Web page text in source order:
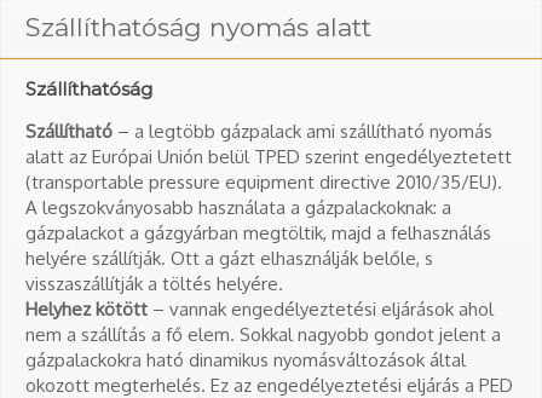
Szállíthatóság nyomás alatt
Szállíthatóság
Szállítható – a legtöbb gázpalack ami szállítható nyomás
alatt az Európai Unión belül TPED szerint engedélyeztetett
(transportable pressure equipment directive 2010/35/EU).
A legszokványosabb használata a gázpalackoknak: a
gázpalackot a gázgyárban megtöltik, majd a felhasználás
helyére szállítják. Ott a gázt elhasználják belőle, s
visszaszállítják a töltés helyére.
Helyhez kötött – vannak engedélyeztetési eljárások ahol
nem a szállítás a fő elem. Sokkal nagyobb gondot jelent a
gázpalackokra ható dinamikus nyomásváltozások által
okozott megterhelés. Ez az engedélyeztetési eljárás a PED